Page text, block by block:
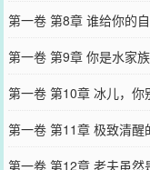
第一卷 第8章 谁给你的
第一卷 第9章 你是水家
第一卷 第10章 冰儿，你
第一卷 第11章 极致清醒
第一卷 第12章 老夫虽然